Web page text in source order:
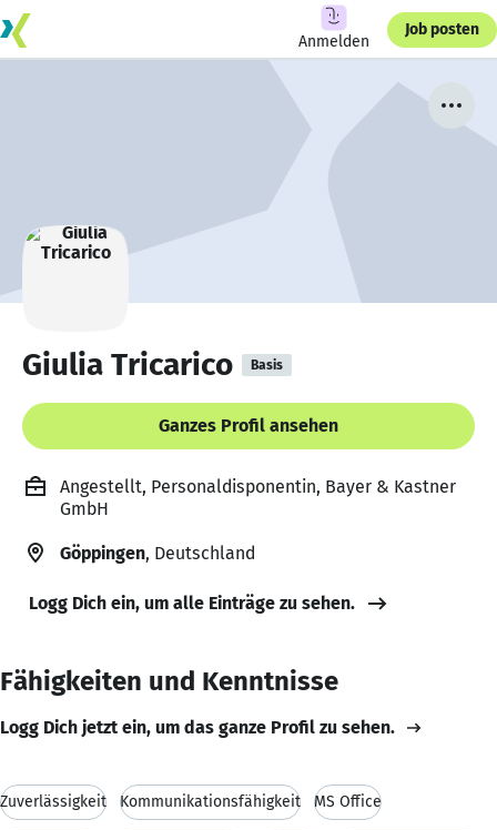
Anmelden
Job posten
Giulia Tricarico Basis
Ganzes Profil ansehen
Angestellt, Personaldisponentin, Bayer & Kastner
GmbH
Göppingen, Deutschland
Logg Dich ein, um alle Einträge zu sehen.
Fähigkeiten und Kenntnisse
Logg Dich jetzt ein, um das ganze Profil zu sehen.
Zuverlässigkeit Kommunikationsfähigkeit MS Office